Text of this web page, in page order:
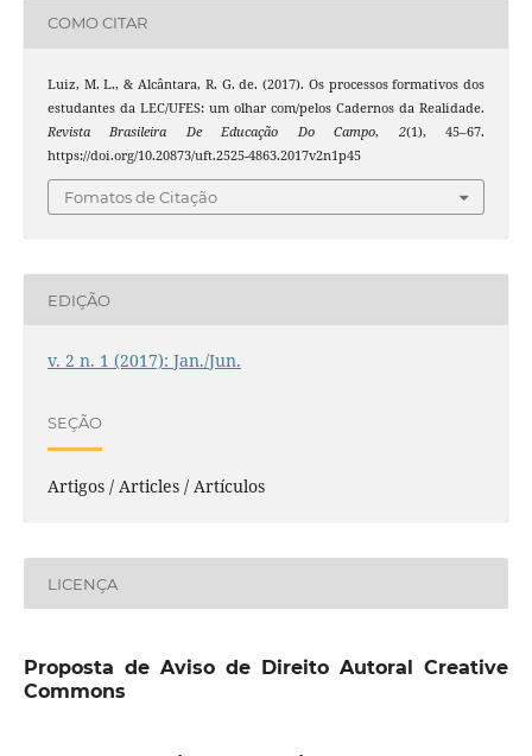
COMO CITAR
Luiz, M. L., & Alcântara, R. G. de. (2017). Os processos formativos dos
estudantes da LEC/UFES: um olhar com/pelos Cadernos da Realidade.
Revista Brasileira De Educação Do Campo, 2(1), 45–67.
https://doi.org/10.20873/uft.2525-4863.2017v2n1p45
Fomatos de Citação
EDIÇÃO
v. 2 n. 1 (2017): Jan./Jun.
SEÇÃO
Artigos / Articles / Artículos
LICENÇA
Proposta de Aviso de Direito Autoral Creative
Commons